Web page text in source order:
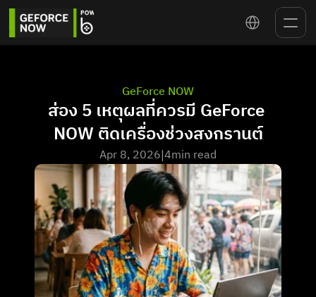
Select Language
GeForce NOW
ส่อง 5 เหตุผลที่ควรมี GeForce
NOW ติดเครื่องช่วงสงกรานต์
Apr 8, 2026|4min read